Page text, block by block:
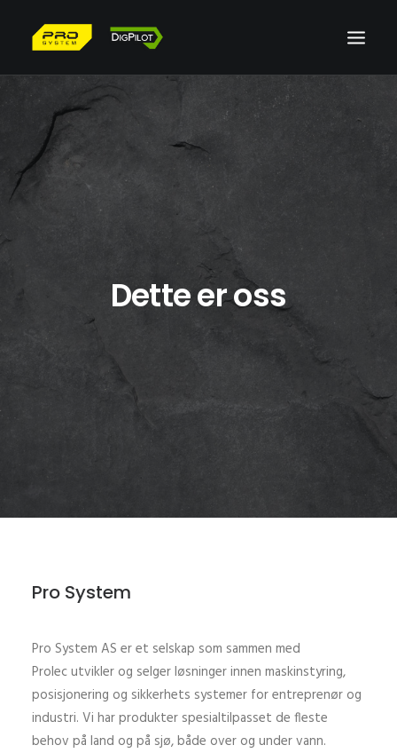
HJEM
PRODUKTER
TJENESTER
Dette er oss
Pro System
Pro System AS er et selskap som sammen med
Prolec utvikler og selger løsninger innen maskinstyring,
posisjonering og sikkerhets systemer for entreprenør og
industri. Vi har produkter spesialtilpasset de fleste
behov på land og på sjø, både over og under vann.